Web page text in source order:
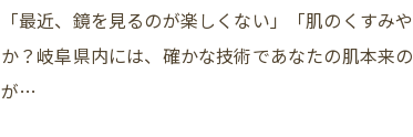
「最近、鏡を見るのが楽しくない」「肌のくす
か？岐阜県内には、確かな技術であなたの肌本来
が…